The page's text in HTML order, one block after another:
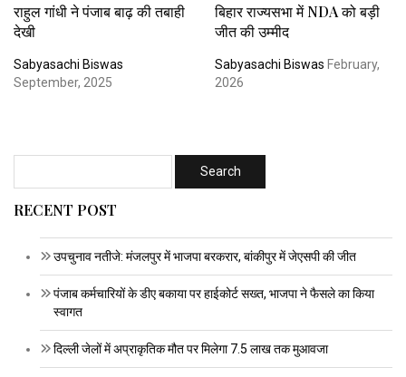
राहुल गांधी ने पंजाब बाढ़ की तबाही
देखी
Sabyasachi Biswas
September, 2025
बिहार राज्यसभा में NDA को बड़ी
जीत की उम्मीद
Sabyasachi Biswas February,
2026
RECENT POST
उपचुनाव नतीजे: मंजलपुर में भाजपा बरकरार, बांकीपुर में जेएसपी की जीत
पंजाब कर्मचारियों के डीए बकाया पर हाईकोर्ट सख्त, भाजपा ने फैसले का किया
स्वागत
दिल्ली जेलों में अप्राकृतिक मौत पर मिलेगा 7.5 लाख तक मुआवजा